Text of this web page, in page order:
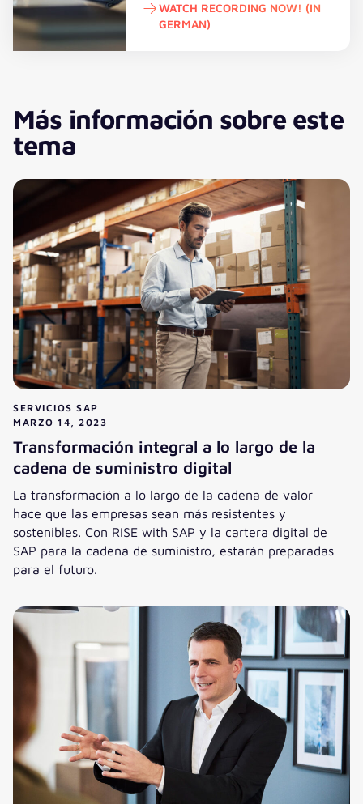
WATCH RECORDING NOW! (IN
GERMAN)
Más información sobre este
tema
SERVICIOS SAP
MARZO 14, 2023
Transformación integral a lo largo de la
cadena de suministro digital
La transformación a lo largo de la cadena de valor
hace que las empresas sean más resistentes y
sostenibles. Con RISE with SAP y la cartera digital de
SAP para la cadena de suministro, estarán preparadas
para el futuro.